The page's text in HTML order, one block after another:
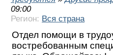
09:00
Регион: Вся страна
Отдел помощи в
востребованным